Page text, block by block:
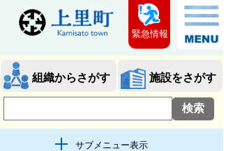
組織からさがす 施設をさがす
サブメニュー表示
緊急情報